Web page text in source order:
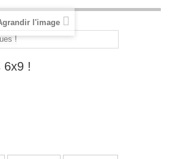
l'image
6x9 !